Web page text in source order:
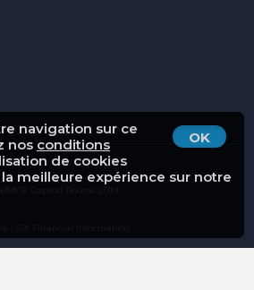
OK
navigation sur ce
nos conditions
de cookies
meilleure expérience sur notre